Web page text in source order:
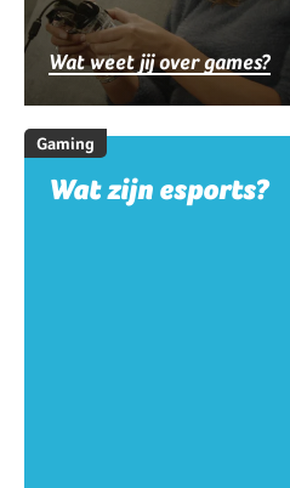
Wat weet jij over games?
Gaming
Wat zijn esports?